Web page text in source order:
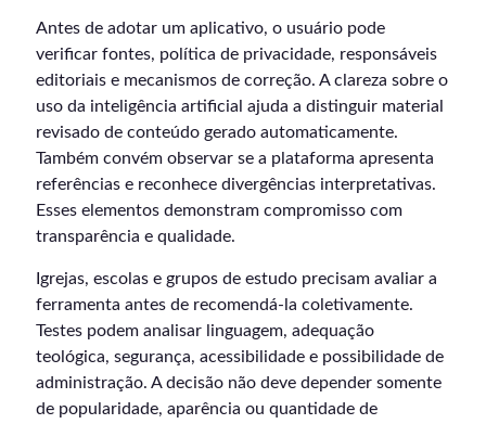
Antes de adotar um aplicativo, o usuário pode
verificar fontes, política de privacidade, responsáveis
editoriais e mecanismos de correção. A clareza sobre o
uso da inteligência artificial ajuda a distinguir material
revisado de conteúdo gerado automaticamente.
Também convém observar se a plataforma apresenta
referências e reconhece divergências interpretativas.
Esses elementos demonstram compromisso com
transparência e qualidade.
Igrejas, escolas e grupos de estudo precisam avaliar a
ferramenta antes de recomendá-la coletivamente.
Testes podem analisar linguagem, adequação
teológica, segurança, acessibilidade e possibilidade de
administração. A decisão não deve depender somente
de popularidade, aparência ou quantidade de